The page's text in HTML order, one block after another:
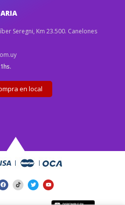
Seregni, Km 23.500. Canelones
en local